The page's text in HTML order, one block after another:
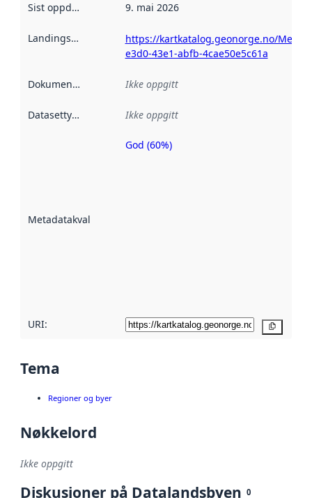
Sist oppdatert 9. mai 2026
Landingsside
https://kartkatalog.geonorge.no/
e3d0-43e1-abfb-4cae50e5c61a
Dokumentasjon Ikke oppgitt
Datasettype Ikke oppgitt
Metadatakvalitet
Metadatakvalitet
God (60%)
URI:
Tema
Regioner og byer
Nøkkelord
Ikke oppgitt
Diskusjoner på Datalandsbyen 0